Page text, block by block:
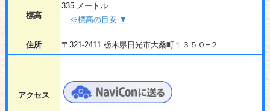
標高
335 メートル
※標高の目安 ▼
住所 〒321-2411 栃木県日光市大桑町１３５０−２
アクセス